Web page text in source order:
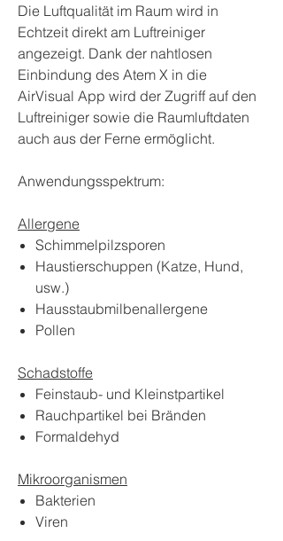
Die Luftqualität im Raum wird in
Echtzeit direkt am Luftreiniger
angezeigt. Dank der nahtlosen
Einbindung des Atem X in die
AirVisual App wird der Zugriff auf den
Luftreiniger sowie die Raumluftdaten
auch aus der Ferne ermöglicht.
Anwendungsspektrum:
Allergene
Schimmelpilzsporen
Haustierschuppen (Katze, Hund,
usw.)
Hausstaubmilbenallergene
Pollen
Schadstoffe
Feinstaub- und Kleinstpartikel
Rauchpartikel bei Bränden
Formaldehyd
Mikroorganismen
Bakterien
Viren